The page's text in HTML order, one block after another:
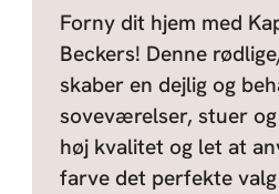
Forny dit hjem med
Beckers! Denne
skaber en dejlig og
soveværelser, stuer og
høj kvalitet og let at
farve det perfekte